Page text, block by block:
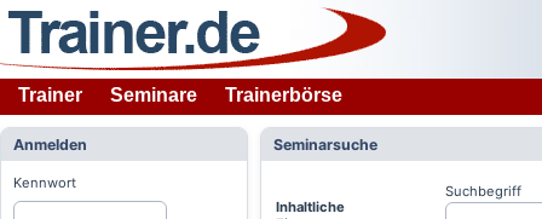
Trainer Seminare Trainerbörse
Anmelden
Kennwort
Seminarsuche
Inhaltliche
Suchbegriff